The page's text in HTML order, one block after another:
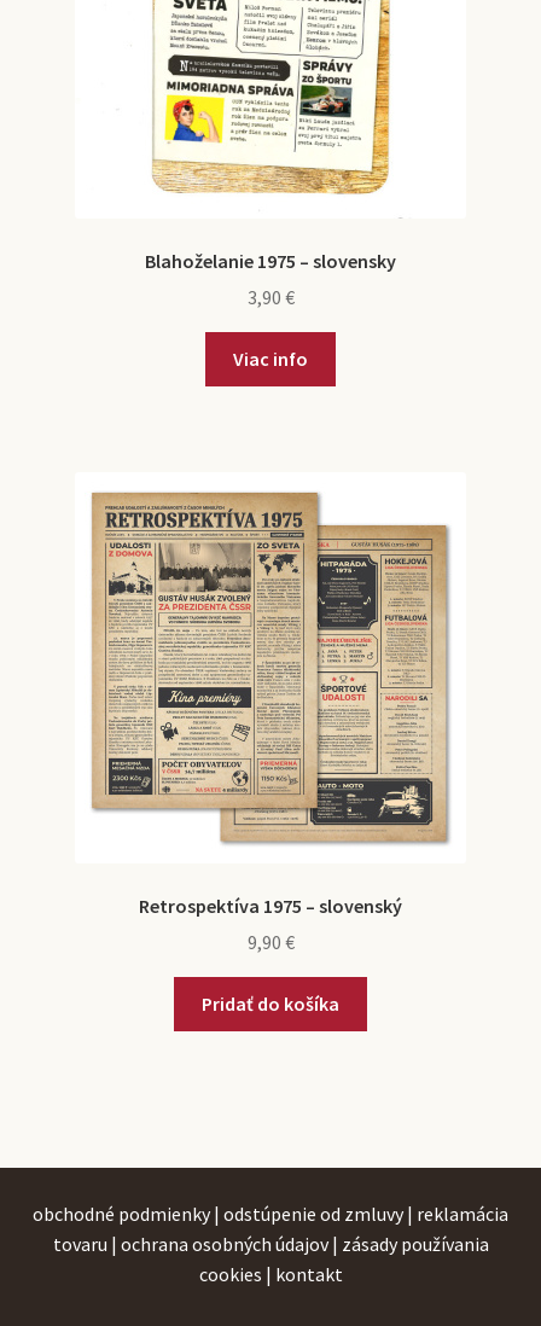
Blahoželanie 1975 – slovensky
3,90 €
Viac info
Retrospektíva 1975 – slovenský
9,90 €
Pridať do košíka
obchodné podmienky | odstúpenie od zmluvy | reklamácia
tovaru | ochrana osobných údajov | zásady používania
cookies | kontakt